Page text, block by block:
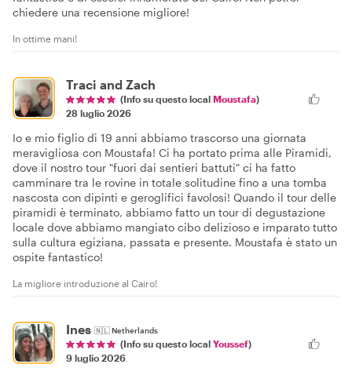
chiedere una recensione migliore!
In ottime mani!
Traci and Zach
(Info su questo local Moustafa)
28 luglio 2026
Io e mio figlio di 19 anni abbiamo trascorso una giornata
meravigliosa con Moustafa! Ci ha portato prima alle Piramidi,
dove il nostro tour "fuori dai sentieri battuti" ci ha fatto
camminare tra le rovine in totale solitudine fino a una tomba
nascosta con dipinti e geroglifici favolosi! Quando il tour delle
piramidi è terminato, abbiamo fatto un tour di degustazione
locale dove abbiamo mangiato cibo delizioso e imparato tutto
sulla cultura egiziana, passata e presente. Moustafa è stato un
ospite fantastico!
La migliore introduzione al Cairo!
Ines 🇳🇱Netherlands
(Info su questo local Youssef)
9 luglio 2026